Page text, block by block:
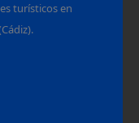
turísticos en